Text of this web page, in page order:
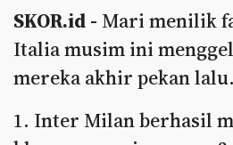
SKOR.id - Mari menilik
Italia musim ini
mereka akhir pekan lalu.
1. Inter Milan berhasil